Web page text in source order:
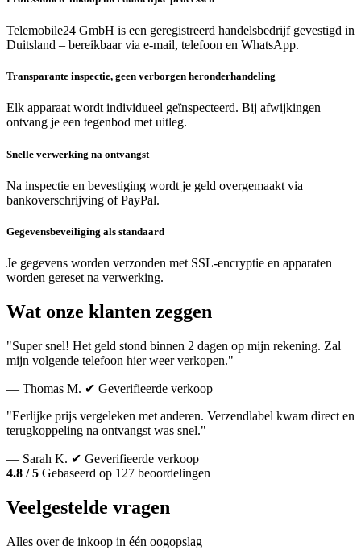
Telemobile24 GmbH is een geregistreerd handelsbedrijf gevestigd in
Duitsland – bereikbaar via e-mail, telefoon en WhatsApp.
Transparante inspectie, geen verborgen heronderhandeling
Elk apparaat wordt individueel geïnspecteerd. Bij afwijkingen
ontvang je een tegenbod met uitleg.
Snelle verwerking na ontvangst
Na inspectie en bevestiging wordt je geld overgemaakt via
bankoverschrijving of PayPal.
Gegevensbeveiliging als standaard
Je gegevens worden verzonden met SSL-encryptie en apparaten
worden gereset na verwerking.
Wat onze klanten zeggen
"Super snel! Het geld stond binnen 2 dagen op mijn rekening. Zal
mijn volgende telefoon hier weer verkopen."
— Thomas M. ✔ Geverifieerde verkoop
"Eerlijke prijs vergeleken met anderen. Verzendlabel kwam direct en
terugkoppeling na ontvangst was snel."
— Sarah K. ✔ Geverifieerde verkoop
4.8 / 5 Gebaseerd op 127 beoordelingen
Veelgestelde vragen
Alles over de inkoop in één oogopslag